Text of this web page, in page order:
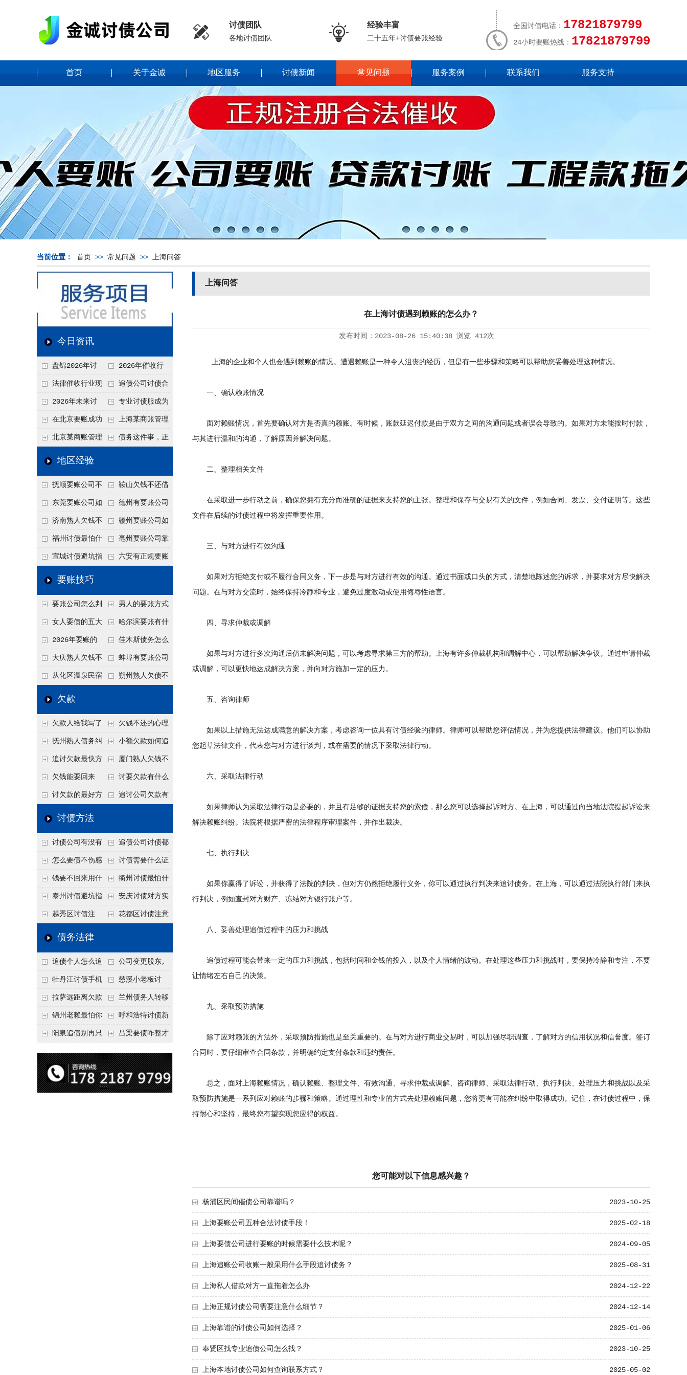
 讨债团队
各地讨债团队  经验丰富
二十五年+讨债要账经验
全国讨债电话： 17821879799
24小时要账热线： 17821879799
首页 关于金诚 地区服务 讨债新闻 常见问题 服务案例 联系我们 服务支持
当前位置： 首页 >> 常见问题 >> 上海问答
今日资讯
盘锦2026年讨
债新趋势
2026年催收行
业发展现状、竞争格
局及未来趋势分析
法律催收行业现
状、合规痛点与未来
发展趋势深度解析
追债公司讨债合
法方法总结
2026年未来讨
债要账公司发展趋势
专业讨债服成为
2026年的发展趋势
在北京要账成功
率高吗？未来追账公
司发展趋势引发行业
上海某商账管理
机构聚焦合规服务
北京某商账管理
服务机构持续提升合
力企业化解应收账款
难题
债务这件事，正
地区经验
抚顺要账公司不
敢透漏的追回方法是
什么？
鞍山欠钱不还借
口太多？2026年这3
句反问话术，直接把
他后路堵死
东莞要账公司如
何有效要账讨债？20
26年合法追债经验总
结！
德州有要账公司
吗？如何合法讨债才
不沾风险？
济南熟人欠钱不
还？
赣州要账公司如
何有效讨债？合法追
债四步秘籍
福州讨债最怕什
么？2026年这两个关
键细节，做错就很难
亳州要账公司靠
谱吗？合法讨债四步
宣城讨债避坑指
南：2026年这2个细
回！
六安有正规要账
要账技巧
要账公司怎么判
断这个案子能不能
接？接案评估的标准
男人的要账方式
是什么呢？
女人要债的五大
绝招,轻松搞定
哈尔滨要账有什
么合法手段？2026年
最新追账方式总结！
2026年要账的
七个小方法
佳木斯债务怎么
追回呢？2026年成功
要账就用这2招
大庆熟人欠钱不
还躲猫猫？2026年这
个“诉前调解”成功率
蚌埠有要账公司
吗？2026年这3个方
从化区温泉民宿
老板借钱不还？2026
施压，立马主动结清
朔州熟人欠债不
死账变活
欠款
欠款人给我写了
还款计划书有用吗？
书面承诺的法律效力
欠钱不还的心理
是什么？读懂欠款人
的心态催收事半功倍
抚州熟人债务纠
纷咋办？这一招好开
口
小额欠款如何追
讨
追讨欠款最快方
法是什么？
厦门熟人欠钱不
还？2026年合法秘
籍！
欠钱能要回来
吗？
讨要欠款有什么
好办法
讨欠款的最好方 追讨公司欠款有
讨债方法
讨债公司有没有
行业协会？正规机构
的行业自律和认证
追债公司讨债都
有哪些手段
怎么要债不伤感
情？
讨债需要什么证
据
钱要不回来用什
么方法要回来
衢州讨债最怕什
么？2026年这两个关
键细节，做错就很难
泰州讨债避坑指
南：2026年这2个细
节不注意，钱很难要
安庆讨债对方实
在没钱咋办？
越秀区讨债注
意！没有借条只有微
把钱要回来
花都区讨债注意
节点”催收最有效
债务法律
追债个人怎么追
回呢？2026年最新绝
招选择！
公司变更股东,
变更前的债权债务谁
承担
牡丹江讨债手机
搞定：2026年线上立
案追债全流程，足不
出户
慈溪小老板讨
债，2026年这2个本
地行业协会出面，比
法院传票快
拉萨远距离欠款
对方在牧区联系不
上，2026年委托当地
兰州债务人转移
财产后申请破产，20
26年破产程序里还能
锦州老赖最怕你
懂这1条，2026
罪”详解，能判刑
呼和浩特讨债新
招：2026年用“律师
成本低见效快
阳泉追债别再只
类隐形财产（公积
金、保单）也能执行
吕梁要债咋整才
调解渠道，比找公司
强
上海问答
在上海讨债遇到赖账的怎么办？
发布时间： 2023-08-26 15:40:38 浏览 412次
上海的企业和个人也会遇到赖账的情况。遭遇赖账是一种令人沮丧的经历，但是有一些步骤和策略可以帮助您妥善处理这种情况。
一、确认赖账情况
面对赖账情况，首先要确认对方是否真的赖账。有时候，账款延迟付款是由于双方之间的沟通问题或者误会导致的。如果对方未能按时付款，
与其进行温和的沟通，了解原因并解决问题。
二、整理相关文件
在采取进一步行动之前，确保您拥有充分而准确的证据来支持您的主张。整理和保存与交易有关的文件，例如合同、发票、交付证明等。这些
文件在后续的讨债过程中将发挥重要作用。
三、与对方进行有效沟通
如果对方拒绝支付或不履行合同义务，下一步是与对方进行有效的沟通。通过书面或口头的方式，清楚地陈述您的诉求，并要求对方尽快解决
问题。在与对方交流时，始终保持冷静和专业，避免过度激动或使用侮辱性语言。
四、寻求仲裁或调解
如果与对方进行多次沟通后仍未解决问题，可以考虑寻求第三方的帮助。上海有许多仲裁机构和调解中心，可以帮助解决争议。通过申请仲裁
或调解，可以更快地达成解决方案，并向对方施加一定的压力。
五、咨询律师
如果以上措施无法达成满意的解决方案，考虑咨询一位具有讨债经验的律师。律师可以帮助您评估情况，并为您提供法律建议。他们可以协助
您起草法律文件，代表您与对方进行谈判，或在需要的情况下采取法律行动。
六、采取法律行动
如果律师认为采取法律行动是必要的，并且有足够的证据支持您的索偿，那么您可以选择起诉对方。在上海，可以通过向当地法院提起诉讼来
解决赖账纠纷。法院将根据严密的法律程序审理案件，并作出裁决。
七、执行判决
如果你赢得了诉讼，并获得了法院的判决，但对方仍然拒绝履行义务，你可以通过执行判决来追讨债务。在上海，可以通过法院执行部门来执
行判决，例如查封对方财产、冻结对方银行账户等。
八、妥善处理追债过程中的压力和挑战
追债过程可能会带来一定的压力和挑战，包括时间和金钱的投入，以及个人情绪的波动。在处理这些压力和挑战时，要保持冷静和专注，不要
让情绪左右自己的决策。
九、采取预防措施
除了应对赖账的方法外，采取预防措施也是至关重要的。在与对方进行商业交易时，可以加强尽职调查，了解对方的信用状况和信誉度。签订
合同时，要仔细审查合同条款，并明确约定支付条款和违约责任。
总之，面对上海赖账情况，确认赖账、整理文件、有效沟通、寻求仲裁或调解、咨询律师、采取法律行动、执行判决、处理压力和挑战以及采
取预防措施是一系列应对赖账的步骤和策略。通过理性和专业的方式去处理赖账问题，您将更有可能在纠纷中取得成功。记住，在讨债过程中，保
持耐心和坚持，最终您有望实现您应得的权益。
您可能对以下信息感兴趣？
2023-10-25
杨浦区民间催债公司靠谱吗？
2025-02-18
上海要账公司五种合法讨债手段！
2024-09-05
上海要债公司进行要账的时候需要什么技术呢？
2025-08-31
上海追账公司收账一般采用什么手段追讨债务？
2024-12-22
上海私人借款对方一直拖着怎么办
2024-12-14
上海正规讨债公司需要注意什么细节？
2025-01-06
上海靠谱的讨债公司如何选择？
2023-10-25
奉贤区找专业追债公司怎么找？
2025-05-02
上海本地讨债公司如何查询联系方式？